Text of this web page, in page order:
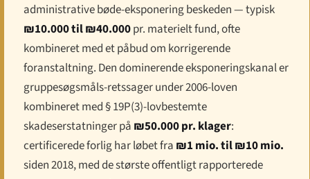
administrative bøde-eksponering beskeden — typisk
₪10.000 til ₪40.000pr. materielt fund, ofte
kombineret med et påbud om korrigerende
foranstaltning. Den dominerende eksponeringskanal er
gruppesøgsmåls-retssager under 2006-loven
kombineret med § 19P(3)-lovbestemte
skadeserstatninger på ₪50.000 pr. klager:
certificerede forlig har løbet fra ₪1 mio. til ₪10 mio.
siden 2018, med de største offentligt rapporterede